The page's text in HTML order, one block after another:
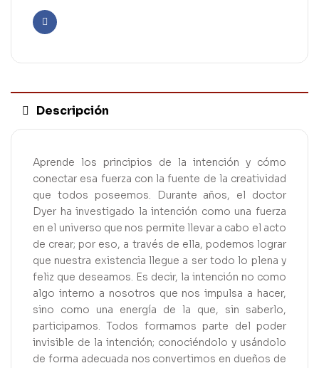
Facebook
Descripción
Aprende los principios de la intención y cómo
conectar esa fuerza con la fuente de la creatividad
que todos poseemos. Durante años, el doctor
Dyer ha investigado la intención como una fuerza
en el universo que nos permite llevar a cabo el acto
de crear; por eso, a través de ella, podemos lograr
que nuestra existencia llegue a ser todo lo plena y
feliz que deseamos. Es decir, la intención no como
algo interno a nosotros que nos impulsa a hacer,
sino como una energía de la que, sin saberlo,
participamos. Todos formamos parte del poder
invisible de la intención; conociéndolo y usándolo
de forma adecuada nos convertimos en dueños de